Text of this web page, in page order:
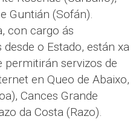
Guntián (Sofán).
con cargo ás
o Estado, están xa
servizos de
en Queo de Abaixo,
Cances Grande
da Costa (Razo).